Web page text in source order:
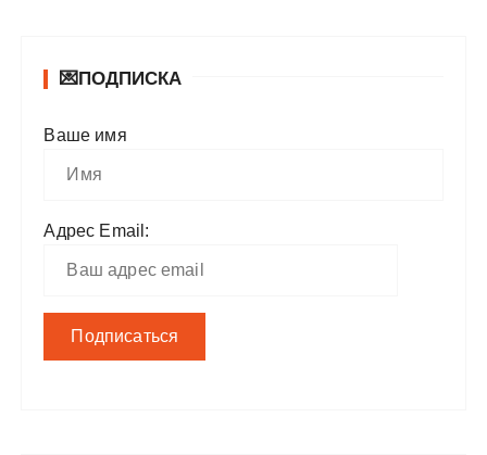
💌ПОДПИСКА
Ваше имя
Адрес Email: